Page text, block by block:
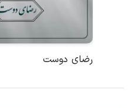
رضای دوست